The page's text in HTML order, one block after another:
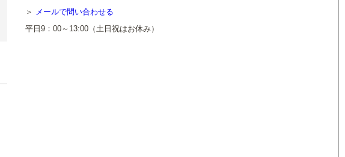
メールで問い合わせる
平日9：00～13:00（土日祝はお休み）